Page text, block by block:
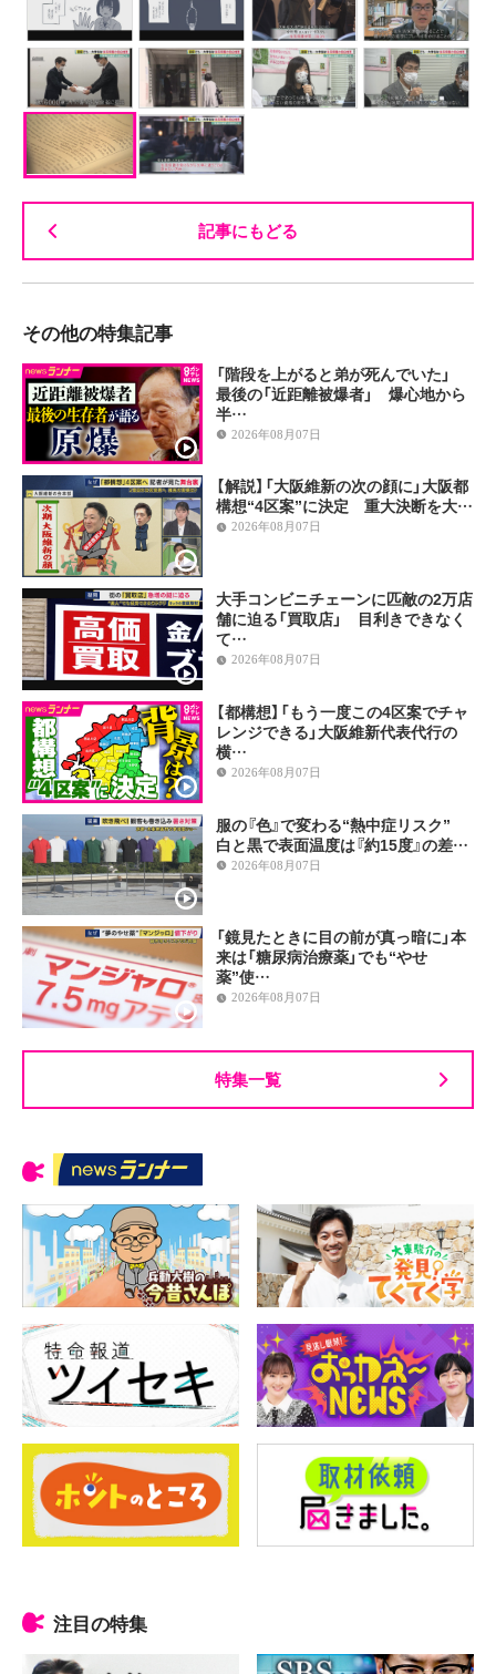
記事にもどる
その他の特集記事
「階段を上がると弟が死んでいた」
最後の「近距離被爆者」 爆心地から
半…
2026年08月07日
【解説】「大阪維新の次の顔に」大阪都
構想“4区案”に決定 重大決断を大…
2026年08月07日
大手コンビニチェーンに匹敵の2万店
舗に迫る「買取店」 目利きできなく
て…
2026年08月07日
【都構想】「もう一度この4区案でチャ
レンジできる」大阪維新代表代行の
横…
2026年08月07日
服の『色』で変わる“熱中症リスク”
白と黒で表面温度は『約15度』の差…
2026年08月07日
「鏡見たときに目の前が真っ暗に」本
来は「糖尿病治療薬」でも“やせ
薬”使…
2026年08月07日
特集一覧
注目の特集